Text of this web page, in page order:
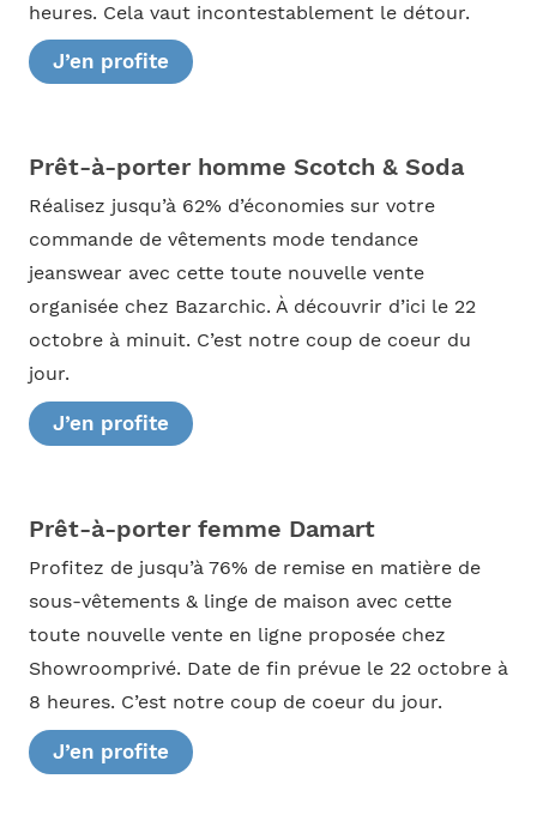
heures. Cela vaut incontestablement le détour.
J’en profite
Prêt-à-porter homme Scotch & Soda
Réalisez jusqu’à 62% d’économies sur votre
commande de vêtements mode tendance
jeanswear avec cette toute nouvelle vente
organisée chez Bazarchic. À découvrir d’ici le 22
octobre à minuit. C’est notre coup de coeur du
jour.
J’en profite
Prêt-à-porter femme Damart
Profitez de jusqu’à 76% de remise en matière de
sous-vêtements & linge de maison avec cette
toute nouvelle vente en ligne proposée chez
Showroomprivé. Date de fin prévue le 22 octobre à
8 heures. C’est notre coup de coeur du jour.
J’en profite